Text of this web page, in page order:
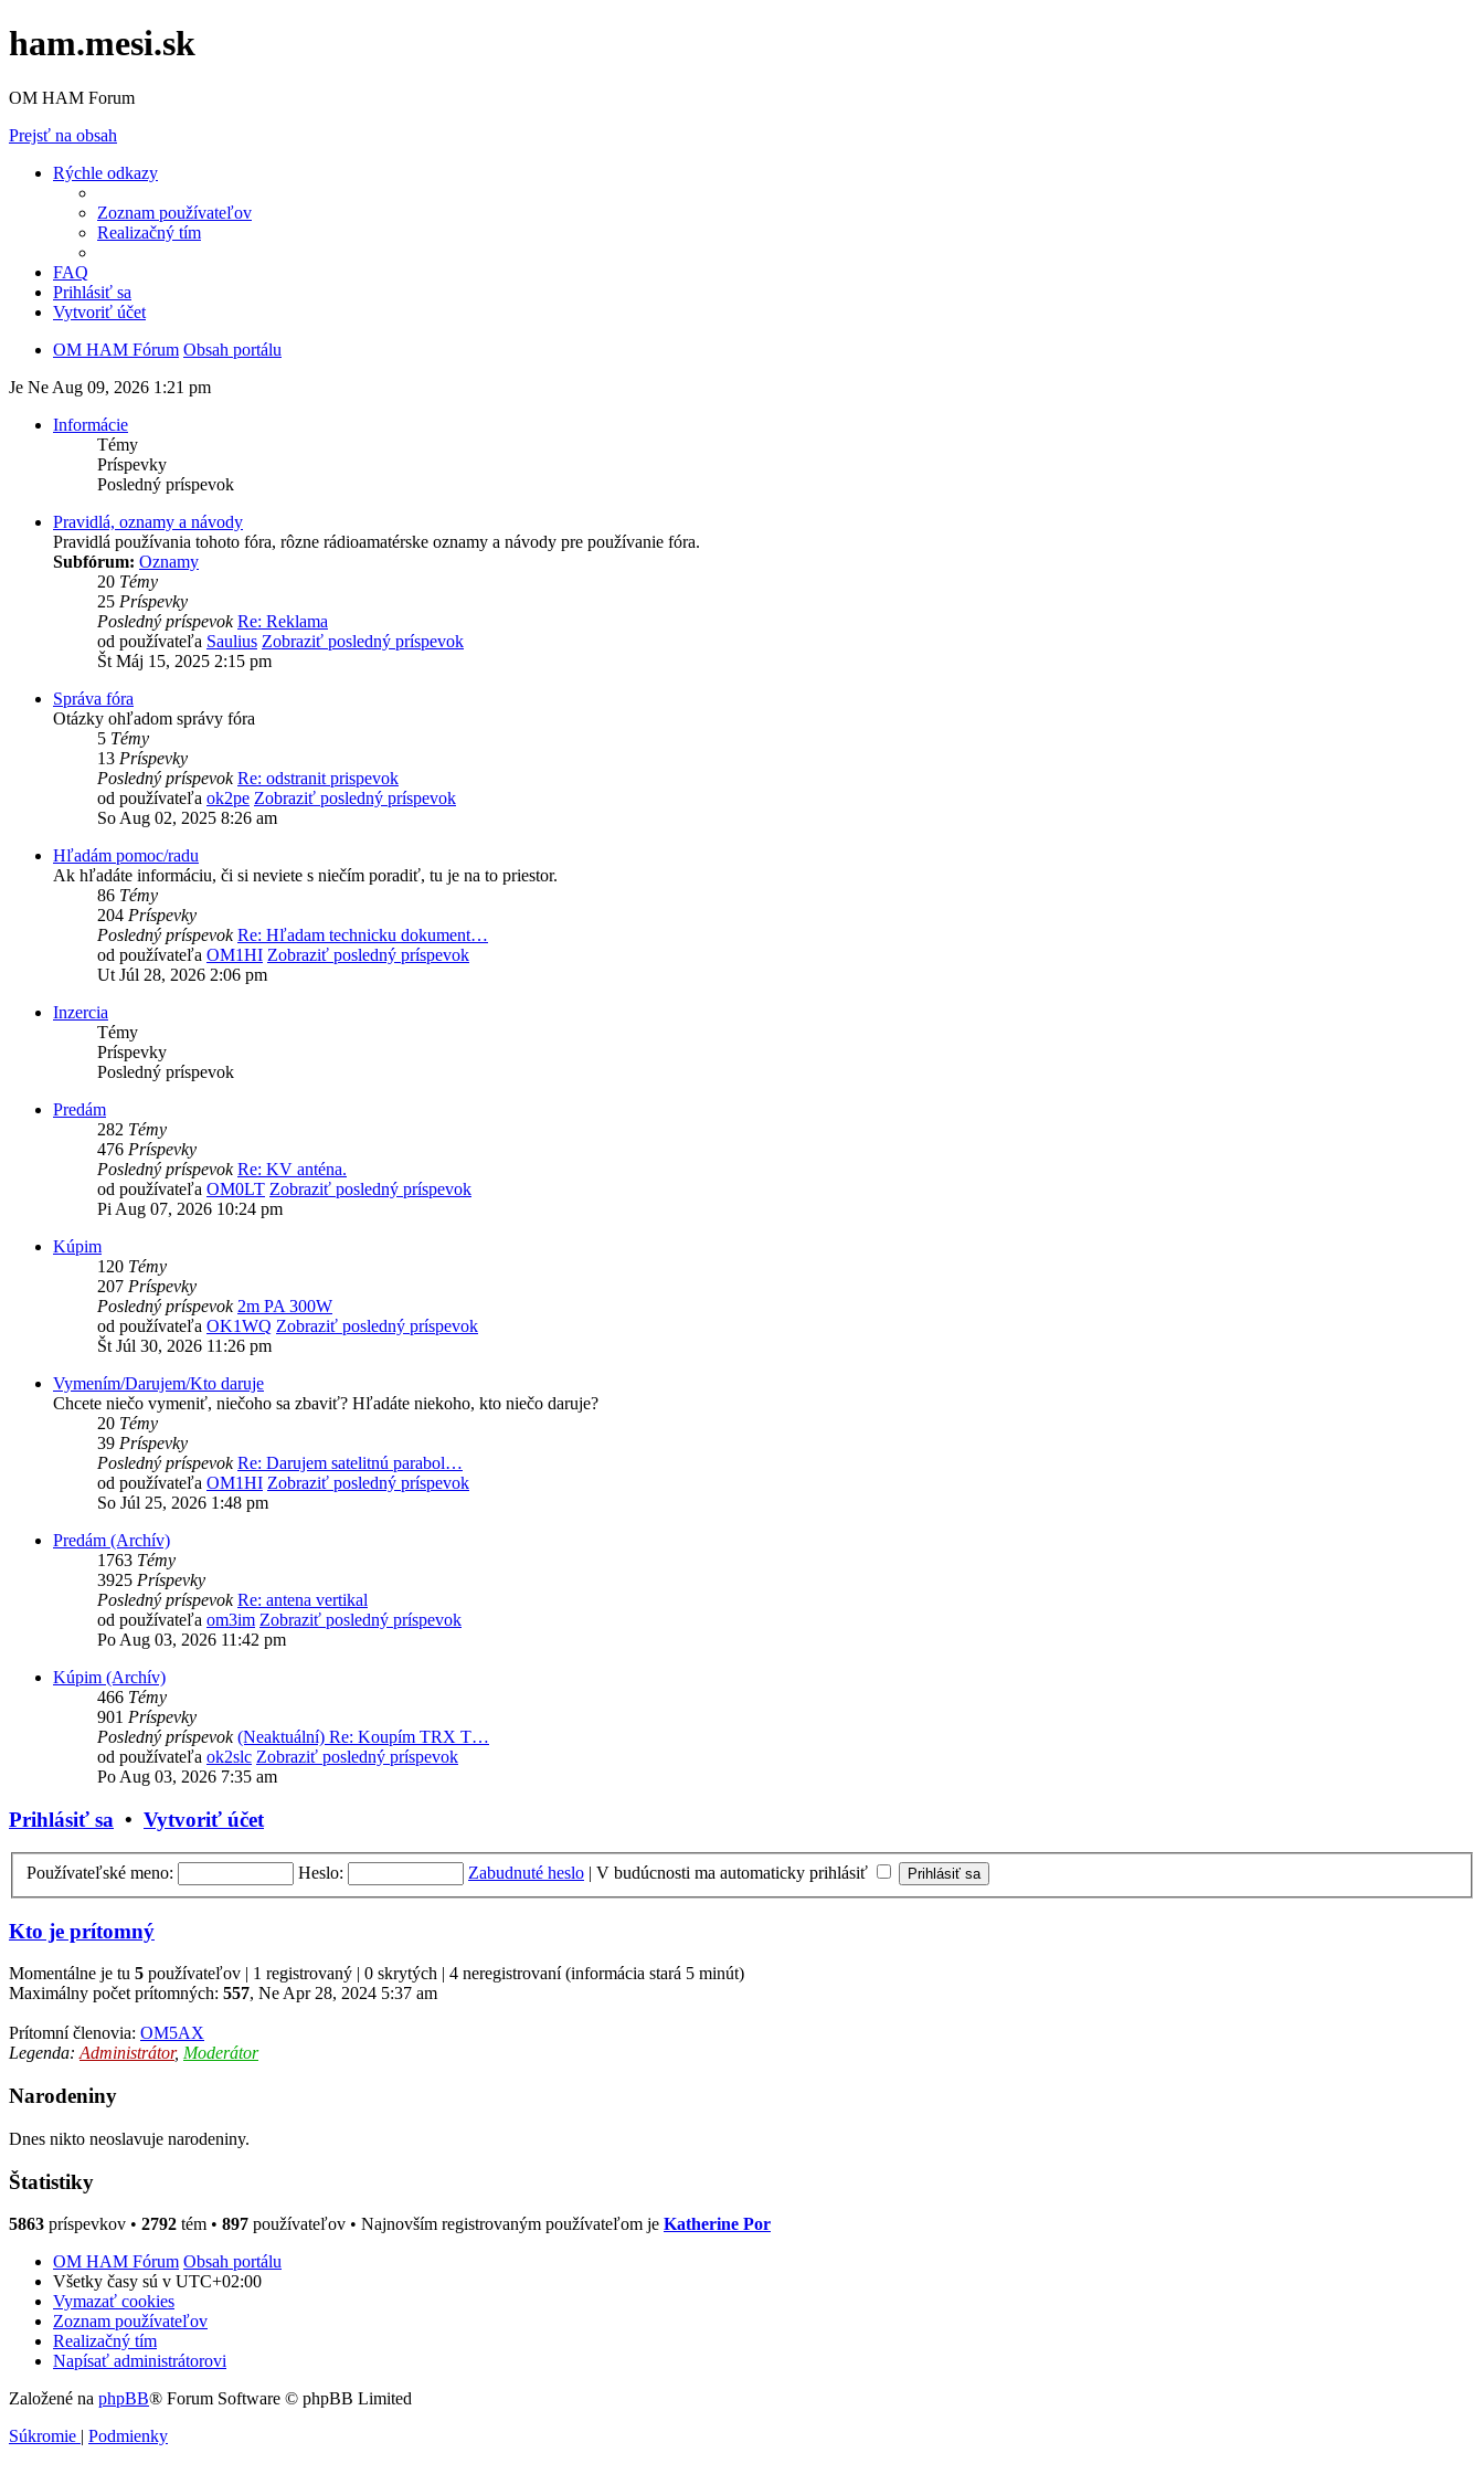
ham.mesi.sk
OM HAM Forum
Prejsť na obsah
Rýchle odkazy
Zoznam používateľov
Realizačný tím
FAQ
Prihlásiť sa
Vytvoriť účet
OM HAM Fórum Obsah portálu
Je Ne Aug 09, 2026 1:21 pm
Informácie
Témy
Príspevky
Posledný príspevok
Pravidlá, oznamy a návody
Pravidlá používania tohoto fóra, rôzne rádioamatérske oznamy a návody pre používanie fóra.
Subfórum: Oznamy
20 Témy
25 Príspevky
Posledný príspevok Re: Reklama
od používateľa Saulius Zobraziť posledný príspevok
Št Máj 15, 2025 2:15 pm
Správa fóra
Otázky ohľadom správy fóra
5 Témy
13 Príspevky
Posledný príspevok Re: odstranit prispevok
od používateľa ok2pe Zobraziť posledný príspevok
So Aug 02, 2025 8:26 am
Hľadám pomoc/radu
Ak hľadáte informáciu, či si neviete s niečím poradiť, tu je na to priestor.
86 Témy
204 Príspevky
Posledný príspevok Re: Hľadam technicku dokument…
od používateľa OM1HI Zobraziť posledný príspevok
Ut Júl 28, 2026 2:06 pm
Inzercia
Témy
Príspevky
Posledný príspevok
Predám
282 Témy
476 Príspevky
Posledný príspevok Re: KV anténa.
od používateľa OM0LT Zobraziť posledný príspevok
Pi Aug 07, 2026 10:24 pm
Kúpim
120 Témy
207 Príspevky
Posledný príspevok 2m PA 300W
od používateľa OK1WQ Zobraziť posledný príspevok
Št Júl 30, 2026 11:26 pm
Vymením/Darujem/Kto daruje
Chcete niečo vymeniť, niečoho sa zbaviť? Hľadáte niekoho, kto niečo daruje?
20 Témy
39 Príspevky
Posledný príspevok Re: Darujem satelitnú parabol…
od používateľa OM1HI Zobraziť posledný príspevok
So Júl 25, 2026 1:48 pm
Predám (Archív)
1763 Témy
3925 Príspevky
Posledný príspevok Re: antena vertikal
od používateľa om3im Zobraziť posledný príspevok
Po Aug 03, 2026 11:42 pm
Kúpim (Archív)
466 Témy
901 Príspevky
Posledný príspevok (Neaktuální) Re: Koupím TRX T…
od používateľa ok2slc Zobraziť posledný príspevok
Po Aug 03, 2026 7:35 am
Prihlásiť sa • Vytvoriť účet
Používateľské meno: Heslo: Zabudnuté heslo | V budúcnosti ma automaticky prihlásiť
Kto je prítomný
Momentálne je tu 5 používateľov | 1 registrovaný | 0 skrytých | 4 neregistrovaní (informácia stará 5 minút)
Maximálny počet prítomných: 557, Ne Apr 28, 2024 5:37 am
Prítomní členovia: OM5AX
Legenda: Administrátor, Moderátor
Narodeniny
Dnes nikto neoslavuje narodeniny.
Štatistiky
5863 príspevkov • 2792 tém • 897 používateľov • Najnovším registrovaným používateľom je Katherine Por
OM HAM Fórum Obsah portálu
Všetky časy sú v UTC+02:00
Vymazať cookies
Zoznam používateľov
Realizačný tím
Napísať administrátorovi
Založené na phpBB® Forum Software © phpBB Limited
Súkromie | Podmienky